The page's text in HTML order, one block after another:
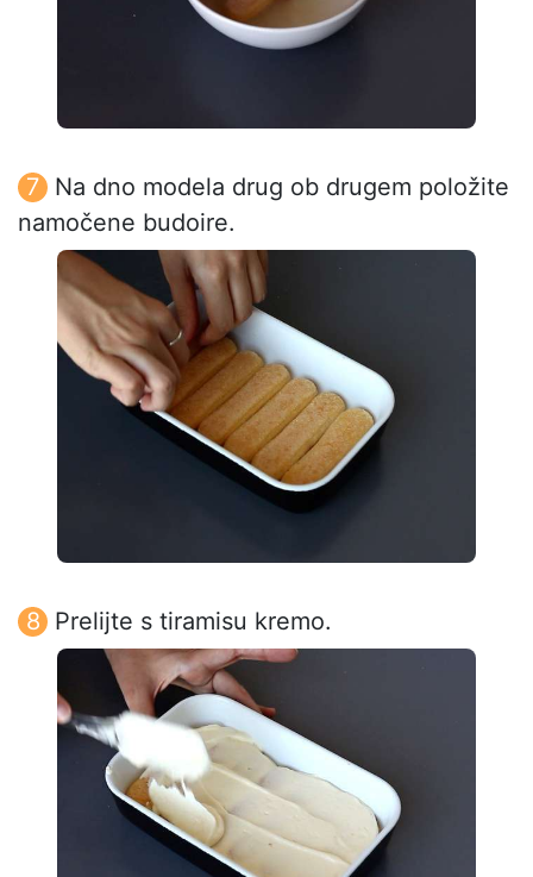
Na dno modela drug ob drugem položite
namočene budoire.
Prelijte s tiramisu kremo.